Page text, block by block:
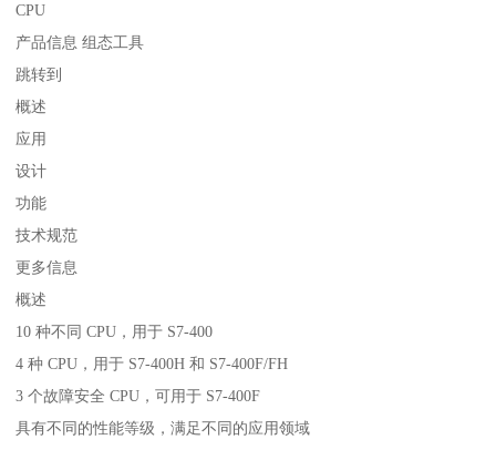
CPU
产品信息 组态工具
跳转到
概述
应用
设计
功能
技术规范
更多信息
概述
10 种不同 CPU，用于 S7-400
4 种 CPU，用于 S7-400H 和 S7-400F/FH
3 个故障安全 CPU，可用于 S7-400F
具有不同的性能等级，满足不同的应用领域